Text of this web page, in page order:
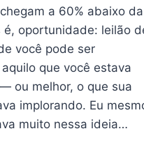
a 60% abaixo da
é, oportunidade: leilão
você pode ser
que você estava
ou melhor, o que sua
implorando. Eu
muito nessa ideia…